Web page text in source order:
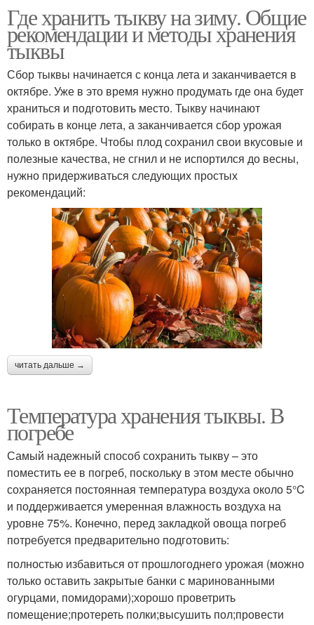
Где хранить тыкву на зиму. Общие
рекомендации и методы хранения
тыквы
Сбор тыквы начинается с конца лета и заканчивается в
октябре. Уже в это время нужно продумать где она будет
храниться и подготовить место. Тыкву начинают
собирать в конце лета, а заканчивается сбор урожая
только в октябре. Чтобы плод сохранил свои вкусовые и
полезные качества, не сгнил и не испортился до весны,
нужно придерживаться следующих простых
рекомендаций:
читать дальше →
Температура хранения тыквы. В
погребе
Самый надежный способ сохранить тыкву – это
поместить ее в погреб, поскольку в этом месте обычно
сохраняется постоянная температура воздуха около 5°C
и поддерживается умеренная влажность воздуха на
уровне 75%. Конечно, перед закладкой овоща погреб
потребуется предварительно подготовить:
полностью избавиться от прошлогоднего урожая (можно
только оставить закрытые банки с маринованными
огурцами, помидорами);хорошо проветрить
помещение;протереть полки;высушить пол;провести